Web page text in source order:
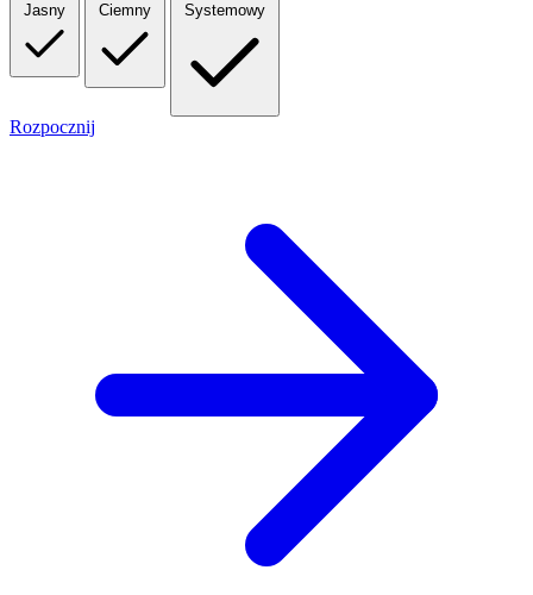
Jasny Ciemny Systemowy
Rozpocznij